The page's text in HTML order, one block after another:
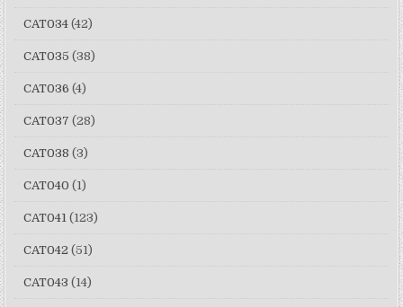
CAT034 (42)
CAT035 (38)
CAT036 (4)
CAT037 (28)
CAT038 (3)
CAT040 (1)
CAT041 (123)
CAT042 (51)
CAT043 (14)